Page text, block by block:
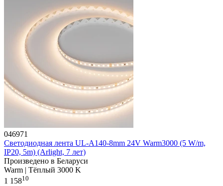
046971
Светодиодная лента UL-A140-8mm 24V Warm3000 (5 W/m,
IP20, 5m) (Arlight, 7 лет)
Произведено в Беларуси
Warm | Тёплый 3000 K
1 15810